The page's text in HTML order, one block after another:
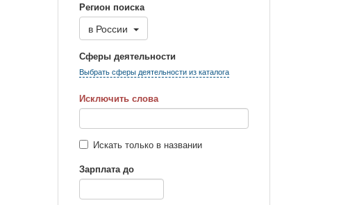
Регион поиска
в России
Сферы деятельности
Выбрать сферы деятельности из каталога
Исключить слова
Искать только в названии
Зарплата до